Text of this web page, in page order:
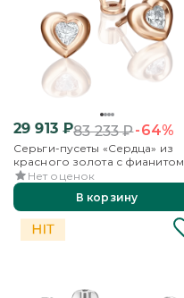
29 913₽83 233₽-64%
Серьги-пусеты «Сердца» из
красного золота с фианитом
Нет оценок
В корзину